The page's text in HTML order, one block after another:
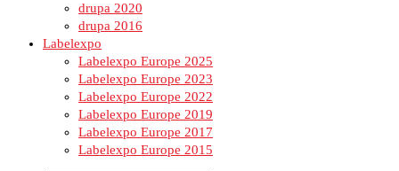
drupa 2020
drupa 2016
Labelexpo
Labelexpo Europe 2025
Labelexpo Europe 2023
Labelexpo Europe 2022
Labelexpo Europe 2019
Labelexpo Europe 2017
Labelexpo Europe 2015